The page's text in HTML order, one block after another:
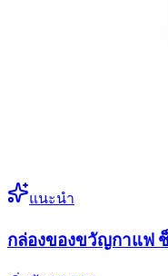
แนะนำ
กล่องของขวัญกาแฟ